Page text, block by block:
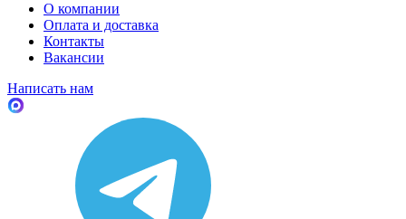
О компании
Оплата и доставка
Контакты
Вакансии
Написать нам